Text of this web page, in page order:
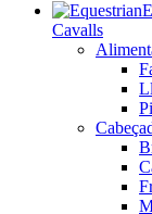
Cavalls